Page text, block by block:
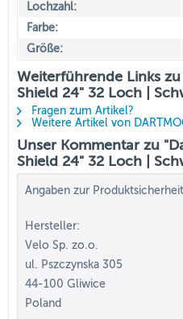
Lochzahl:
Farbe:
Größe:
Weiterführende Links
Shield 24" 32 Loch |
Fragen zum Artikel?
Weitere Artikel von
Unser Kommentar zu
Shield 24" 32 Loch |
Angaben zur
Hersteller:
Velo Sp. zo.o.
ul. Pszczynska 305
44-100 Gliwice
Poland